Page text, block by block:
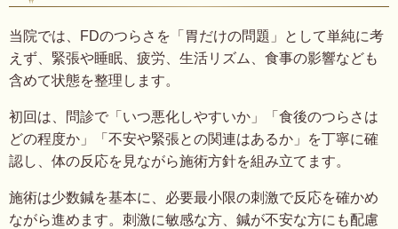
当院では、FDのつらさを「胃だけの問題」として単純に考
えず、緊張や睡眠、疲労、生活リズム、食事の影響なども
含めて状態を整理します。
初回は、問診で「いつ悪化しやすいか」「食後のつらさは
どの程度か」「不安や緊張との関連はあるか」を丁寧に確
認し、体の反応を見ながら施術方針を組み立てます。
施術は少数鍼を基本に、必要最小限の刺激で反応を確かめ
ながら進めます。刺激に敏感な方、鍼が不安な方にも配慮